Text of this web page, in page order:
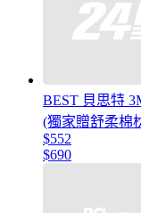
BEST 貝思特
(獨家贈舒柔棉
$552
$690